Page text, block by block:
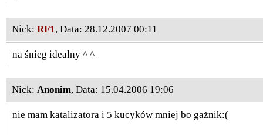
Nick: RF1, Data: 28.12.2007 00:11
na śnieg idealny ^ ^
Nick: Anonim, Data: 15.04.2006 19:06
nie mam katalizatora i 5 kucyków mniej bo gażnik:(